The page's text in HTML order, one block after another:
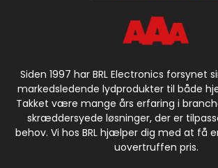
Siden 1997 har BRL Electronics forsynet
markedsledende lydprodukter til både
Takket være mange års erfaring i
skræddersyede løsninger, der er
behov. Vi hos BRL hjælper dig med at få
uovertruffen pris.